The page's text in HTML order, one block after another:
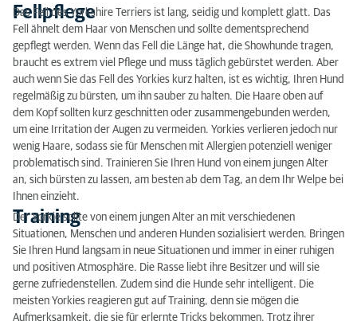
Fellpflege
Das Fell des Yorkshire Terriers ist lang, seidig und komplett glatt. Das
Fell ähnelt dem Haar von Menschen und sollte dementsprechend
gepflegt werden. Wenn das Fell die Länge hat, die Showhunde tragen,
braucht es extrem viel Pflege und muss täglich gebürstet werden. Aber
auch wenn Sie das Fell des Yorkies kurz halten, ist es wichtig, Ihren Hund
regelmäßig zu bürsten, um ihn sauber zu halten. Die Haare oben auf
dem Kopf sollten kurz geschnitten oder zusammengebunden werden,
um eine Irritation der Augen zu vermeiden. Yorkies verlieren jedoch nur
wenig Haare, sodass sie für Menschen mit Allergien potenziell weniger
problematisch sind. Trainieren Sie Ihren Hund von einem jungen Alter
an, sich bürsten zu lassen, am besten ab dem Tag, an dem Ihr Welpe bei
Ihnen einzieht.
Training
Der Yorkie sollte von einem jungen Alter an mit verschiedenen
Situationen, Menschen und anderen Hunden sozialisiert werden. Bringen
Sie Ihren Hund langsam in neue Situationen und immer in einer ruhigen
und positiven Atmosphäre. Die Rasse liebt ihre Besitzer und will sie
gerne zufriedenstellen. Zudem sind die Hunde sehr intelligent. Die
meisten Yorkies reagieren gut auf Training, denn sie mögen die
Aufmerksamkeit, die sie für erlernte Tricks bekommen. Trotz ihrer